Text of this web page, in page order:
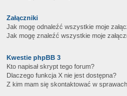
Załączniki
Jak mogę odnaleźć wszystkie moje
Jak mogę znaleźć wszystkie moje
Kwestie phpBB 3
Kto napisał skrypt tego forum?
Dlaczego funkcja X nie jest dostępna?
Z kim mam się skontaktować w